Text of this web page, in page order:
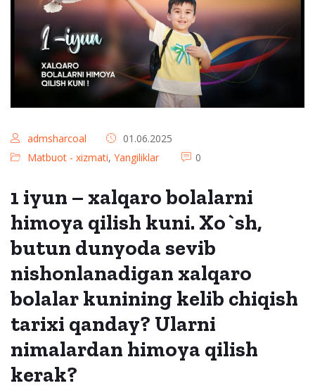
admsharcoal
01.06.2025
Matbuot - xizmati, Yangiliklar 0
1 iyun – xalqaro bolalarni
himoya qilish kuni. Xo`sh,
butun dunyoda sevib
nishonlanadigan xalqaro
bolalar kunining kelib chiqish
tarixi qanday? Ularni
nimalardan himoya qilish
kerak?